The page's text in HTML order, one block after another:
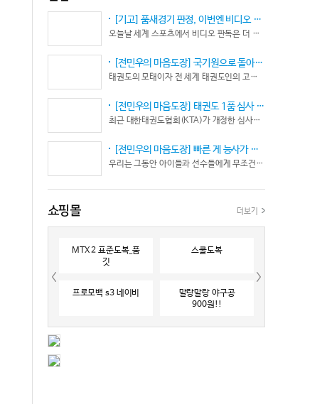
나오지 않도록 자존심 상하지 않도록 부단히 노력해
야 함은 확실합니다.부끄러운 일 들이 없도록 해야
좋게만 보지 말고 잘하는 건 잘한다고 인정해주고
못하는 건 고치도록 해주셔야지어떠한 글인지 파악
도 못하고 일방적으로 나쁘게 표현하는 글은 보기가
좋지 않습니다.
[기고] 품새경기 판정, 이번엔 비디오 판독이다… 더 이상 미룰 수 없다
오늘날 세계 스포츠에서 비디오 판독은 더 이상 선택이 아니다. 선수의 땀과 노력, 경기 결과의 공정성을 지키기 위한 최소한의 안전장치이자 국제 스포츠의 보편적인 기준이 됐다.
[전민우의 마음도장] 국기원으로 돌아온 한마당… 그 안에서 마주하는 '도장(道場)의 본질’
태권도의 모태이자 전 세계 태권도인의 고향, 국기원 도장 위에 다시 뜨거운 기합 소리가 웅장하게 울려 퍼질 예정이다. 오랜만에 국기원에서 펼쳐지는 이번 세계태권도한마당은 단순한 대회 개최를 넘어 국경과 인종, 세대를 넘어 하나의 마음으로 모인 전 세계 태권도인들의 가슴속에 묵직한 설렘과 숭고한 감회를 불러일으킨다.
[전민우의 마음도장] 태권도 1품 심사 완화... 문턱은 낮아졌지만, 계단은 더욱 가팔라졌다!
최근 대한태권도협회(KTA)가 개정한 심사시행 규정이 도장가에 화두를 던지고 있다. 저연령 1품(단) 심사 시 지정 품새의 추첨 범위와 시기를 완화해 각 시도협회가 사실상 태극 1장부터 5장까지로 지정을 축소할 수 있는 제도적 근거를 마련했다.
[전민우의 마음도장] 빠른 게 능사가 아니다… 엘리트 선수의 '기다림'
우리는 그동안 아이들과 선수들에게 무조건 “빨리 반응하라”고 다그치기만 했던 것은 아닐까? 진정한 탁월함은 단순히 근육의 수축 속도가 빠른 데서 오지 않는다. 복잡하고 긴박한 1대 1 격투 상황 속에서 ‘언제 멈추고, 언제 폭발할 것인가’를 통제하는 타이밍 조절 능력과 상황 인식(Situational Awareness)에서 온다.
쇼핑몰 더보기
MTX 2 표준도복_품
깃
스쿨도복
프로모백 s3 네이비
말랑말랑 야구공
900원!!